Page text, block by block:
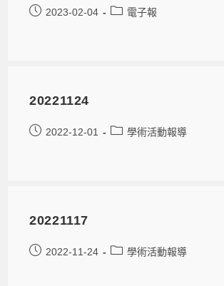
2023-02-04 電子報
20221124
2022-12-01 學術活動報導
20221117
2022-11-24 學術活動報導